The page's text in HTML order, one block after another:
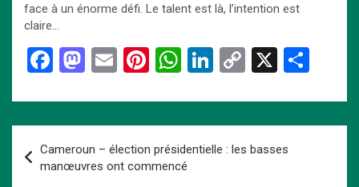
face à un énorme défi. Le talent est là, l’intention est
claire…
F
ce
o
M
st
d
E
ail
Pi
er
es
t
W
at
s
A
Li
ke
dI
n
C
py
Li
n
X
ta
de
Cameroun – élection présidentielle : les basses
manœuvres ont commencé